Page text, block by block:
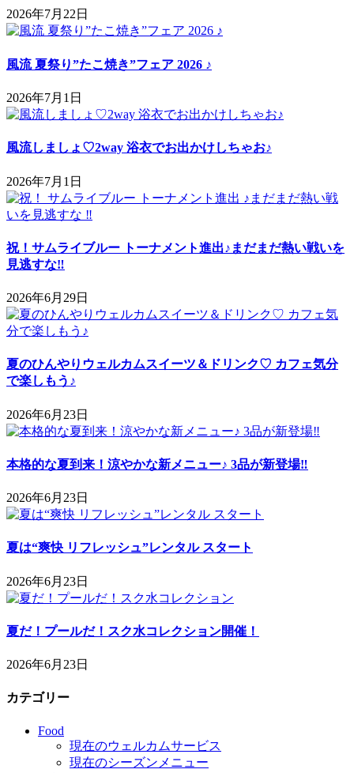
2026年7月22日
風流 夏祭り”たこ焼き”フェア 2026 ♪
2026年7月1日
風流しましょ♡2way 浴衣でお出かけしちゃお♪
2026年7月1日
祝！サムライブルー トーナメント進出♪まだまだ熱い戦いを
見逃すな‼
2026年6月29日
夏のひんやりウェルカムスイーツ＆ドリンク♡ カフェ気分
で楽しもう♪
2026年6月23日
本格的な夏到来！涼やかな新メニュー♪ 3品が新登場‼
2026年6月23日
夏は“爽快 リフレッシュ”レンタル スタート
2026年6月23日
夏だ！プールだ！スク水コレクション開催！
2026年6月23日
カテゴリー
Food
現在のウェルカムサービス
現在のシーズンメニュー